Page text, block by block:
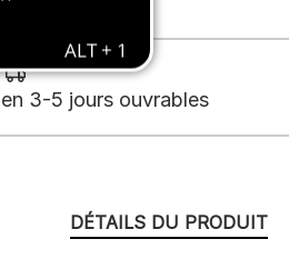
3-5 jours ouvrables
DÉTAILS DU PRODUIT